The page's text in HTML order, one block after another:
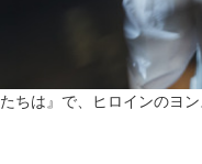
たちは』で、ヒロインのヨ